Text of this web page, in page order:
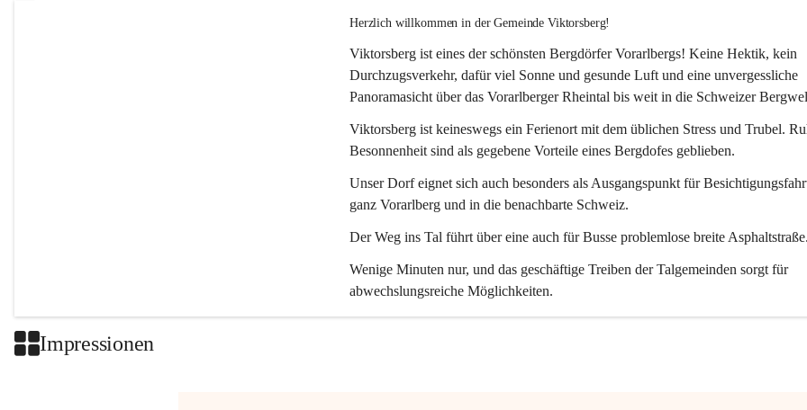
Herzlich willkommen in der Gemeinde Viktorsberg!
Viktorsberg ist eines der schönsten Bergdörfer Vorarlbergs! Keine Hektik, kein
Durchzugsverkehr, dafür viel Sonne und gesunde Luft und eine unvergessliche
Panoramasicht über das Vorarlberger Rheintal bis weit in die Schweizer
Viktorsberg ist keineswegs ein Ferienort mit dem üblichen Stress und Trubel.
Besonnenheit sind als gegebene Vorteile eines Bergdofes geblieben.
Unser Dorf eignet sich auch besonders als Ausgangspunkt für
ganz Vorarlberg und in die benachbarte Schweiz.
Der Weg ins Tal führt über eine auch für Busse problemlose breite
Wenige Minuten nur, und das geschäftige Treiben der Talgemeinden sorgt für
abwechslungsreiche Möglichkeiten.
Impressionen